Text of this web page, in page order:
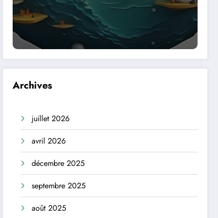
Archives
juillet 2026
avril 2026
décembre 2025
septembre 2025
août 2025